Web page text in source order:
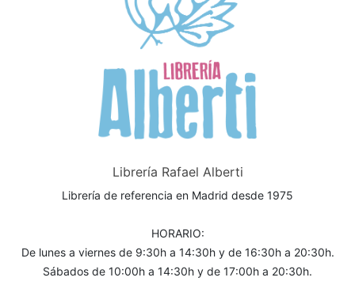
Librería Rafael Alberti
Librería de referencia en Madrid desde 1975
HORARIO:
De lunes a viernes de 9:30h a 14:30h y de 16:30h a 20:30h.
Sábados de 10:00h a 14:30h y de 17:00h a 20:30h.